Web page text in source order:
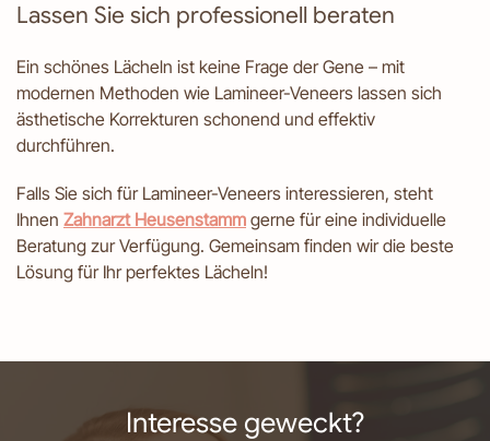
Lassen Sie sich professionell beraten
Ein schönes Lächeln ist keine Frage der Gene – mit
modernen Methoden wie Lamineer-Veneers lassen sich
ästhetische Korrekturen schonend und effektiv
durchführen.
Falls Sie sich für Lamineer-Veneers interessieren, steht
Ihnen Zahnarzt Heusenstamm gerne für eine individuelle
Beratung zur Verfügung. Gemeinsam finden wir die beste
Lösung für Ihr perfektes Lächeln!
Interesse geweckt?